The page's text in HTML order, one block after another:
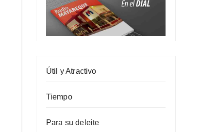
Útil y Atractivo
Tiempo
Para su deleite